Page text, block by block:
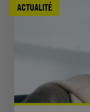
ACTUALITÉ